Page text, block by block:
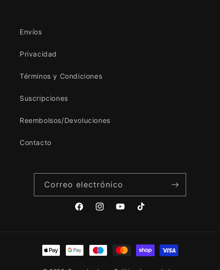
Envíos
Privacidad
Términos y Condiciones
Suscripciones
Reembolsos/Devoluciones
Contacto
Correo electrónico
FacebookInstagramYouTubeTikTok
Formas
de